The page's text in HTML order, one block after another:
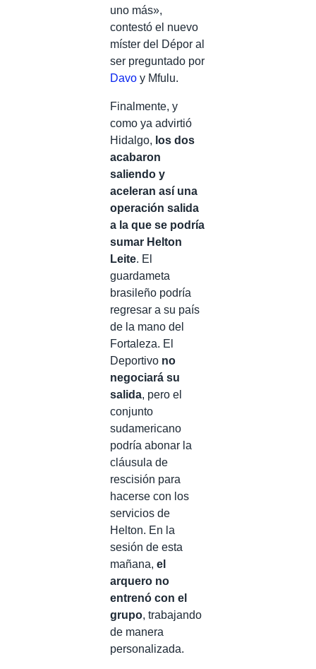
uno más»,
contestó el nuevo
míster del Dépor al
ser preguntado por
Davo y Mfulu.
Finalmente, y
como ya advirtió
Hidalgo, los dos
acabaron
saliendo y
aceleran así una
operación salida
a la que se podría
sumar Helton
Leite. El
guardameta
brasileño podría
regresar a su país
de la mano del
Fortaleza. El
Deportivo no
negociará su
salida, pero el
conjunto
sudamericano
podría abonar la
cláusula de
rescisión para
hacerse con los
servicios de
Helton. En la
sesión de esta
mañana, el
arquero no
entrenó con el
grupo, trabajando
de manera
personalizada.